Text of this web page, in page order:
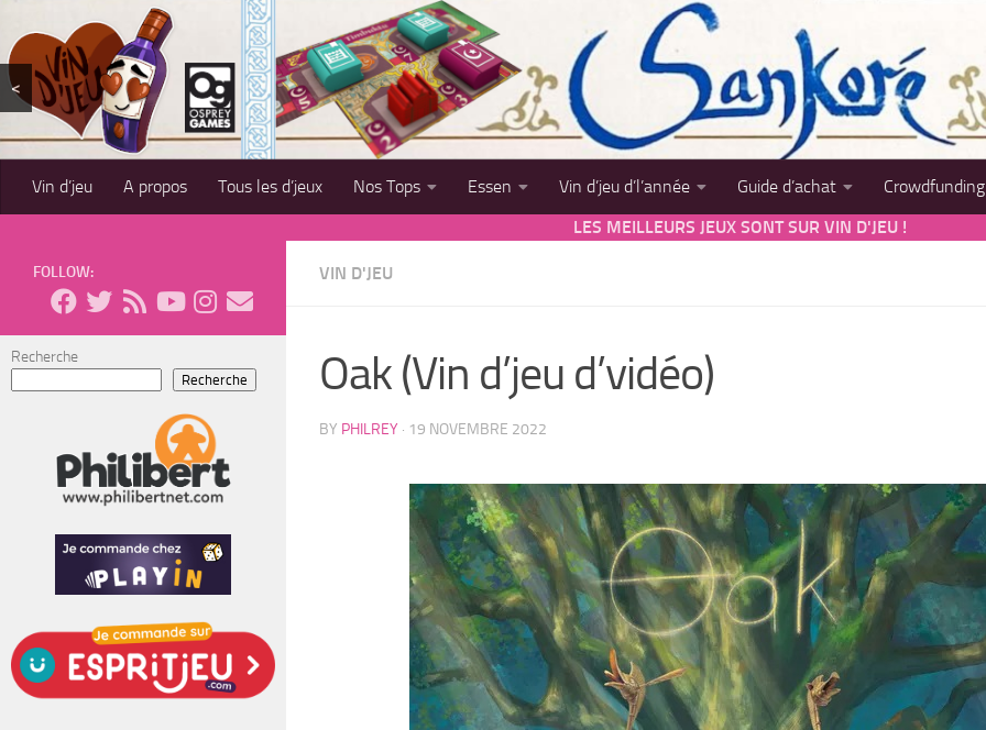
Skip to content
<
Vin d’jeu A propos Tous les d’jeux Nos Tops Essen Vin d’jeu d’l’année Guide d’achat Crowdfunding
LES MEILLEURS JEUX SONT SUR VIN D'JEU !
VIN D'JEU
Oak (Vin d’jeu d’vidéo)
BY PHILREY · 19 NOVEMBRE 2022
FOLLOW:
Recherche
Recherche